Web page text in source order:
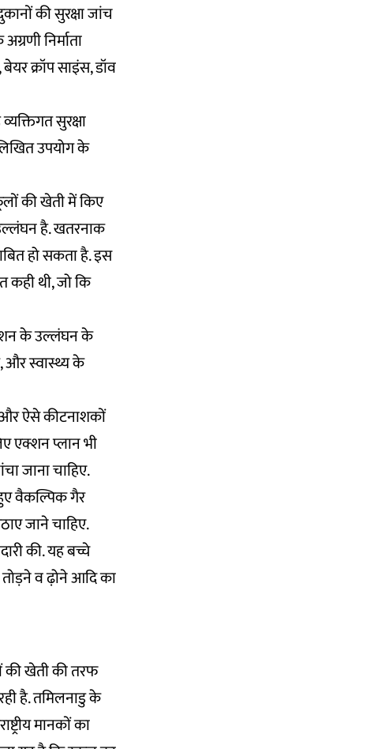
की सुरक्षा जांच
निर्माता
क्रॉप साइंस, डॉव
सुरक्षा
उपयोग के
की खेती में किए
है. खतरनाक
हो सकता है. इस
थी, जो कि
के उल्लंघन के
और स्वास्थ्य के
और ऐसे कीटनाशकों
एक्शन प्लान भी
जाना चाहिए.
वैकल्पिक गैर
जाने चाहिए.
की. यह बच्चे
व ढ़ोने आदि का
की खेती की तरफ
है. तमिलनाडु के
मानकों का